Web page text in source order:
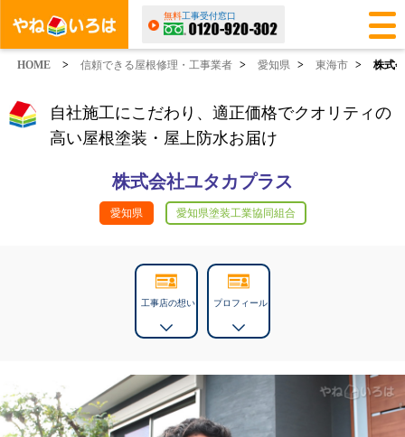
無料工事受付窓口
HOME > 信頼できる屋根修理・工事業者 > 愛知県 > 東海市 > 株式
自社施工にこだわり、適正価格でクオリティの
高い屋根塗装・屋上防水お届け
株式会社ユタカプラス
愛知県 愛知県塗装工業協同組合
工事店の想い プロフィール